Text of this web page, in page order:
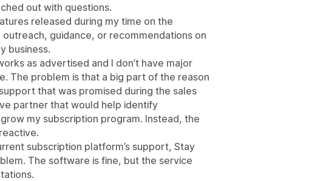
out with questions.
released during my time on the
guidance, or recommendations on
business.
as advertised and I don’t have major
The problem is that a big part of the reason
that was promised during the sales
partner that would help identify
my subscription program. Instead, the
subscription platform’s support, Stay
The software is fine, but the service